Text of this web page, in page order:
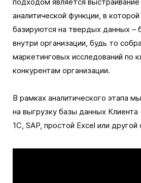
аналитической функции, в
базируются на твердых данных –
внутри организации, будь то
маркетинговых исследований по
конкурентам организации.
В рамках аналитического этапа
на выгрузку базы данных
1С, SAP, простой Excel или